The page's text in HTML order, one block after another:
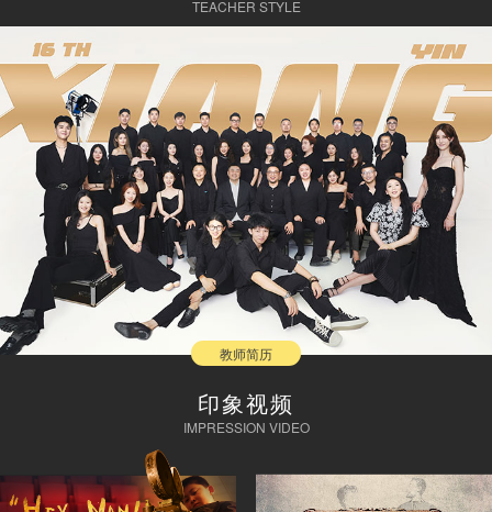
TEACHER STYLE
教师简历
印象视频
IMPRESSION VIDEO